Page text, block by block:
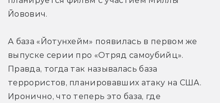
Йовович.
А база «Йотунхейм» появилась в первом же
выпуске серии про «Отряд самоубийц».
Правда, тогда так называлась база
террористов, планировавших атаку на США.
Иронично, что теперь это база, где